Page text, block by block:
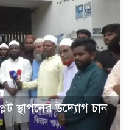
স্থাপনের উদ্যোগ চান